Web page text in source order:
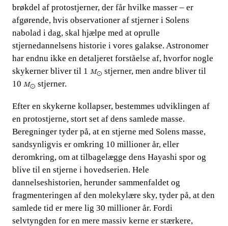
brøkdel af protostjerner, der får hvilke masser – er
afgørende, hvis observationer af stjerner i Solens
nabolad i dag, skal hjælpe med at oprulle
stjernedannelsens historie i vores galakse. Astronomer
har endnu ikke en detaljeret forståelse af, hvorfor nogle
skykerner bliver til 1​​ M⨀
M⨀
​​ stjerner, men andre bliver til
10​​ M⨀
M⨀ ​​ stjerner.
Efter en skykerne kollapser, bestemmes udviklingen af
en protostjerne, stort set af dens samlede masse.
Beregninger tyder på, at en stjerne med Solens masse,
sandsynligvis er omkring 10 millioner år, eller
deromkring, om at tilbagelægge dens Hayashi spor og
blive til en stjerne i hovedserien. Hele
dannelseshistorien, herunder sammenfaldet og
fragmenteringen af den molekylære sky, tyder på, at den
samlede tid er mere lig 30 millioner år. Fordi
selvtyngden for en mere massiv kerne er stærkere,